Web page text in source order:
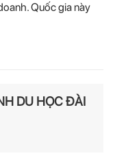
Quốc gia này
DU HỌC ĐÀI